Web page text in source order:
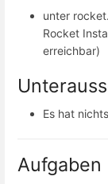
unter
Rocket
erreichbar)
Es hat
Aufgaben